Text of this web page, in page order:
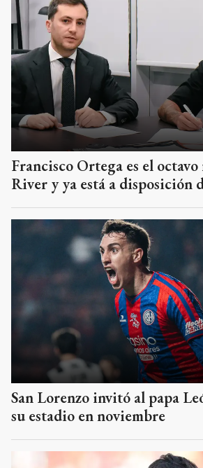
Francisco Ortega es el
River y ya está a disposición
San Lorenzo invitó al papa
su estadio en noviembre